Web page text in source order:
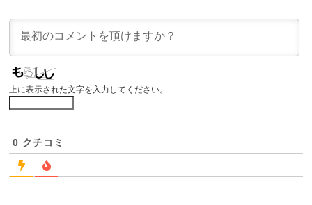
上に表示された文字を入力してください。
0 クチコミ